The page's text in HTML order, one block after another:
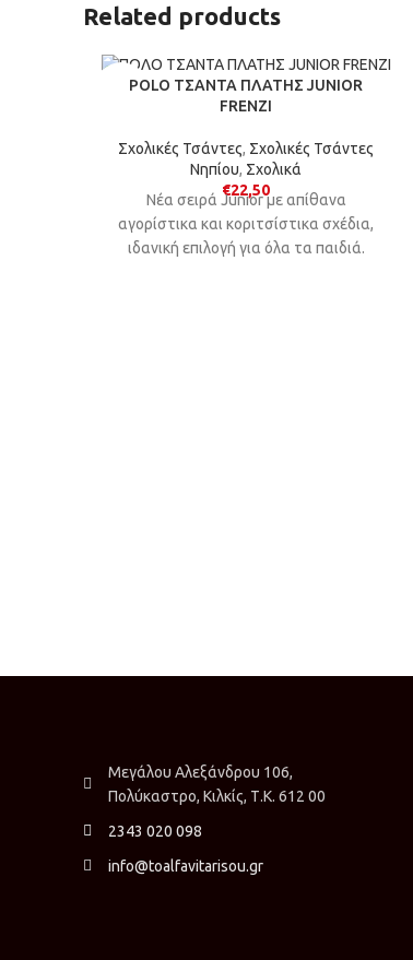
Related products
SOLDPOLO ΤΣΑΝΤΑ ΠΛΑΤΗΣ JUNIOR
FRENZI
Σχολικές Τσάντες, Σχολικές Τσάντες
Νηπίου, Σχολικά
€22,50
Νέα σειρά Junior με απίθανα
αγορίστικα και κοριτσίστικα σχέδια,
ιδανική επιλογή για όλα τα παιδιά.
Μεγάλου Αλεξάνδρου 106,
Πολύκαστρο, Κιλκίς, Τ.Κ. 612 00
2343 020 098
info@toalfavitarisou.gr